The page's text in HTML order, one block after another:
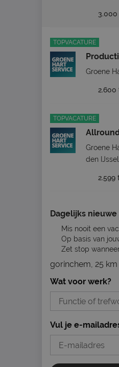
3.000
TOPVACATURE
Groene
2.600
TOPVACATURE
Groene
den IJssel
2.599
Dagelijks
Mis nooit een
Op basis van
Zet stop
gorinchem, 25 km
Wat voor werk?
Vul je e-